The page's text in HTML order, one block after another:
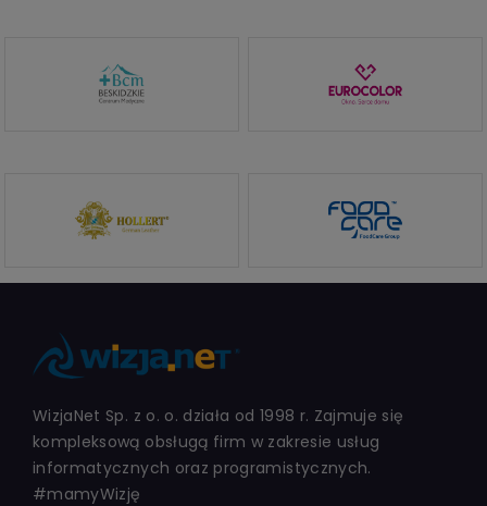
WizjaNet Sp. z o. o. działa od 1998 r. Zajmuje się
kompleksową obsługą firm w zakresie usług
informatycznych oraz programistycznych.
#mamyWizję